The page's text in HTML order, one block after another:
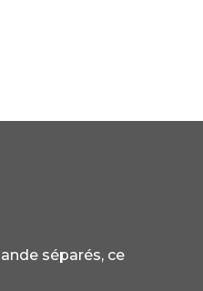
séparés, ce